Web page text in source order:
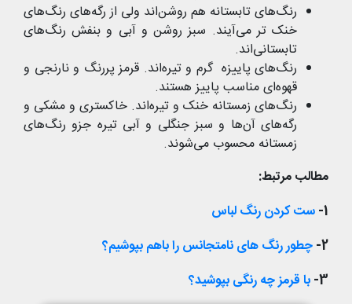
رنگ‌های تابستانه هم روشن‌اند ولی از رگه‌های رنگ‌های
خنک تر می‌آیند. سبز روشن و آبی و بنفش رنگ‌های
تابستانی‌اند.
رنگ‌های پاییزه گرم و تیره‌اند. قرمز پررنگ و نارنجی و
قهوه‌ای مناسب پاییز هستند.
رنگ‌های زمستانه خنک و تیره‌اند. خاکستری و مشکی و
رگه‌های آن‌ها و سبز جنگلی و آبی تیره جزو رنگ‌های
زمستانه محسوب می‌شوند.
مطالب مرتبط:
1- ست کردن رنگ لباس
2- چطور رنگ های نامتجانس را باهم بپوشیم؟
3- با قرمز چه رنگی بپوشید؟